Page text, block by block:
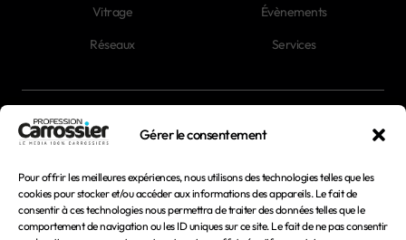
Gérer le consentement
Pour offrir les meilleures expériences, nous utilisons des technologies telles que les
cookies pour stocker et/ou accéder aux informations des appareils. Le fait de
consentir à ces technologies nous permettra de traiter des données telles que le
comportement de navigation ou les ID uniques sur ce site. Le fait de ne pas consentir
Vitrage
Réseaux
Évènements
Services
Mentions légales